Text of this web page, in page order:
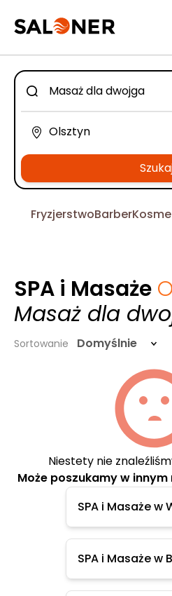
FryzjerstwoBarber
SPA i Masaże
Masaż dla
Sortowanie Domyślnie
Niestety nie
Może poszukamy w
SPA i Masaże w
SPA i Masaże w